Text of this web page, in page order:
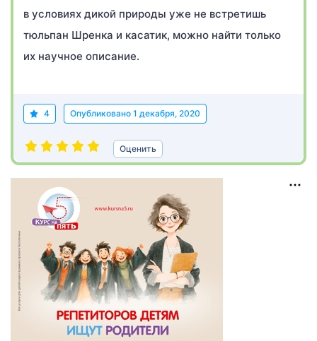
в условиях дикой природы уже не встретишь
тюльпан Шренка и касатик, можно найти только
их научное описание.
4 Опубликовано 1 декабря, 2020
Оценить